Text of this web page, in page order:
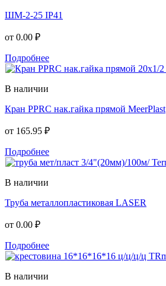
ШМ-2-25 IP41
от 0.00 ₽
Подробнее
В наличии
Кран PPRC нак.гайка прямой MeerPlast
от 165.95 ₽
Подробнее
В наличии
Труба металлопластиковая LASER
от 0.00 ₽
Подробнее
В наличии